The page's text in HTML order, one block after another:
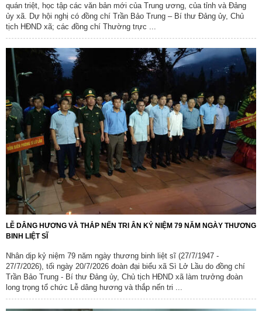
quán triệt, học tập các văn bản mới của Trung ương, của tỉnh và Đảng
ủy xã. Dự hội nghị có đồng chí Trần Bảo Trung – Bí thư Đảng ủy, Chủ
tịch HĐND xã; các đồng chí Thường trực ...
LỄ DÂNG HƯƠNG VÀ THẮP NẾN TRI ÂN KỶ NIỆM 79 NĂM NGÀY THƯƠNG
BINH LIỆT SĨ
Nhân dịp kỷ niệm 79 năm ngày thương binh liệt sĩ (27/7/1947 -
27/7/2026), tối ngày 20/7/2026 đoàn đại biểu xã Sì Lở Lầu do đồng chí
Trần Bảo Trung - Bí thư Đảng ủy, Chủ tịch HĐND xã làm trưởng đoàn
long trọng tổ chức Lễ dâng hương và thắp nến tri ...